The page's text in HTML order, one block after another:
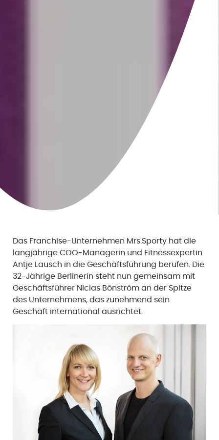
Das Franchise-Unternehmen Mrs.Sporty hat die
langjährige COO-Managerin und Fitnessexpertin
Antje Lausch in die Geschäftsführung berufen. Die
32-Jährige Berlinerin steht nun gemeinsam mit
Geschäftsführer Niclas Bönström an der Spitze
des Unternehmens, das zunehmend sein
Geschäft international ausrichtet.